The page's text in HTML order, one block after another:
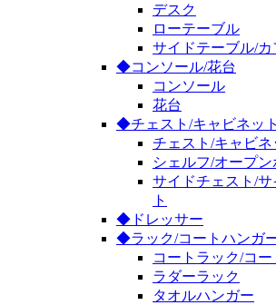
デスク
ローテーブル
サイドテーブル/
◆コンソール/花台
コンソール
花台
◆チェスト/キャビネッ
チェスト/キャビネ
シェルフ/オープン
サイドチェスト/
ト
◆ドレッサー
◆ラック/コートハンガ
コートラック/コ
ラダーラック
タオルハンガー